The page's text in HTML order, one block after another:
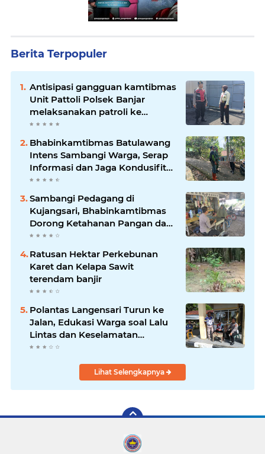
Berita Terpopuler
Antisipasi gangguan kamtibmas
Unit Pattoli Polsek Banjar
melaksanakan patroli ke
tempat-tempat keramaian di
wilayah hukum
Bhabinkamtibmas Batulawang
Intens Sambangi Warga, Serap
Informasi dan Jaga Kondusifitas
Lingkungan
Sambangi Pedagang di
Kujangsari, Bhabinkamtibmas
Dorong Ketahanan Pangan dan
Keamanan Lingkungan
Ratusan Hektar Perkebunan
Karet dan Kelapa Sawit
terendam banjir
Polantas Langensari Turun ke
Jalan, Edukasi Warga soal Lalu
Lintas dan Keselamatan
Berkendara
Lihat Selengkapnya